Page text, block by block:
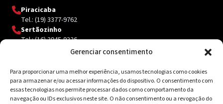
Gerenciar consentimento
Para proporcionar uma melhor experiência, usamos tecnologias como cookies
para armazenar e/ou acessar informações do dispositivo. O consentimento com
essas tecnologias nos permite processar dados como comportamento da
navegação ou IDs exclusivos neste site. O não consentimento ou a revogação do
Piracicaba
Tel.: (19) 3377-9762
Sertãozinho
Tel.: (16) 3945-9326
Contato
Av. Inácio Curi, 3340 Jardim Sanzovo CEP: 17.204-350